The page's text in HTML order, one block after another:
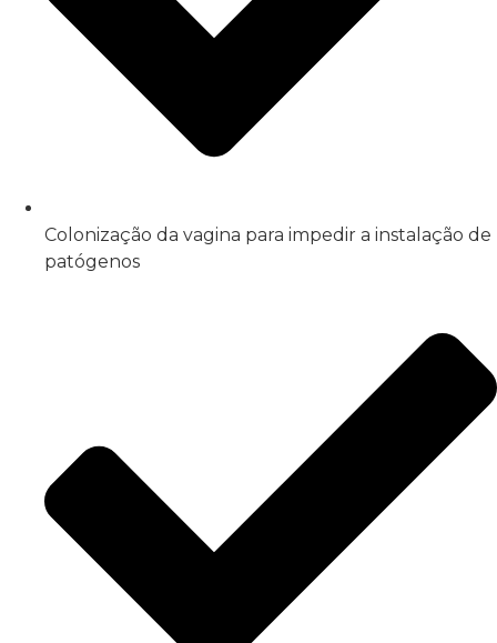
Colonização da vagina para impedir a instalação de
patógenos